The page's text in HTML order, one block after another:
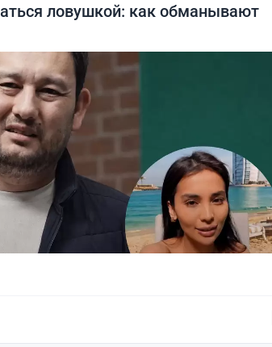
ловушкой: как обманывают